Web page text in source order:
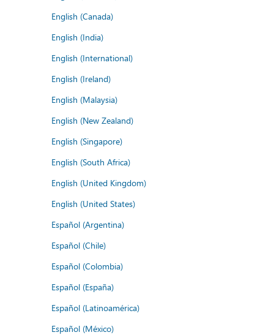
English (Canada)
English (India)
English (International)
English (Ireland)
English (Malaysia)
English (New Zealand)
English (Singapore)
English (South Africa)
English (United Kingdom)
English (United States)
Español (Argentina)
Español (Chile)
Español (Colombia)
Español (España)
Español (Latinoamérica)
Español (México)